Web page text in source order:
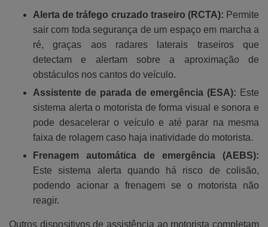
Alerta de tráfego cruzado traseiro (RCTA): Permite
sair com toda segurança de um espaço em marcha a
ré, graças aos radares laterais traseiros que
detectam e alertam sobre a aproximação de
obstáculos nos cantos do veículo.
Assistente de parada de emergência (ESA): Este
sistema alerta o motorista de forma visual e sonora e
pode desacelerar o veículo e até parar na mesma
faixa de rolagem caso haja inatividade do motorista.
Frenagem automática de emergência (AEBS):
Este sistema alerta quando há risco de colisão,
podendo acionar a frenagem se o motorista não
reagir.
Outros dispositivos de assistência ao motorista completam